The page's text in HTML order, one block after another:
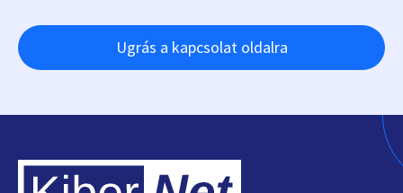
Ugrás a kapcsolat oldalra